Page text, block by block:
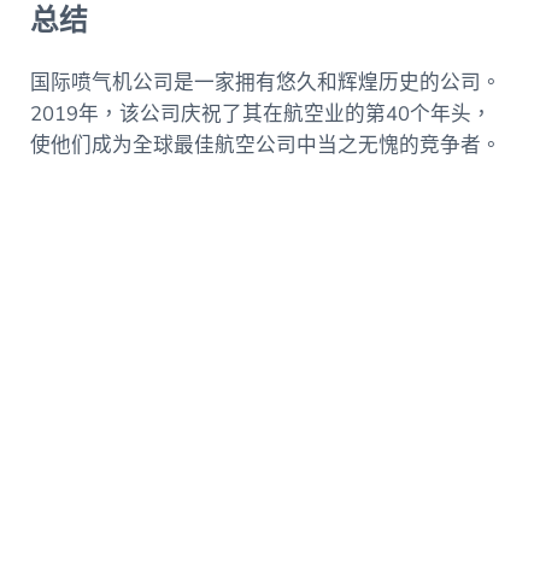
总结
国际喷气机公司是一家拥有悠久和辉煌历史的公司。
2019年，该公司庆祝了其在航空业的第40个年头，
使他们成为全球最佳航空公司中当之无愧的竞争者。